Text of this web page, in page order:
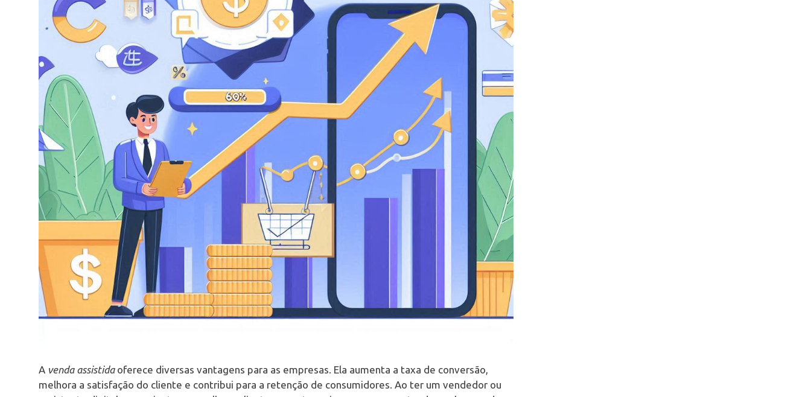
A venda assistidaoferece diversas vantagens para as empresas. Ela aumenta a taxa de conversão,
melhora a satisfação do cliente e contribui para a retenção de consumidores. Ao ter um vendedor ou